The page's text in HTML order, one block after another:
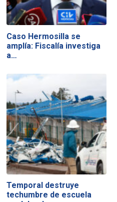
Caso Hermosilla se
amplía: Fiscalía investiga
a…
Temporal destruye
techumbre de escuela